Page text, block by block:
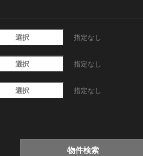
選択 指定なし
選択 指定なし
選択 指定なし
物件検索